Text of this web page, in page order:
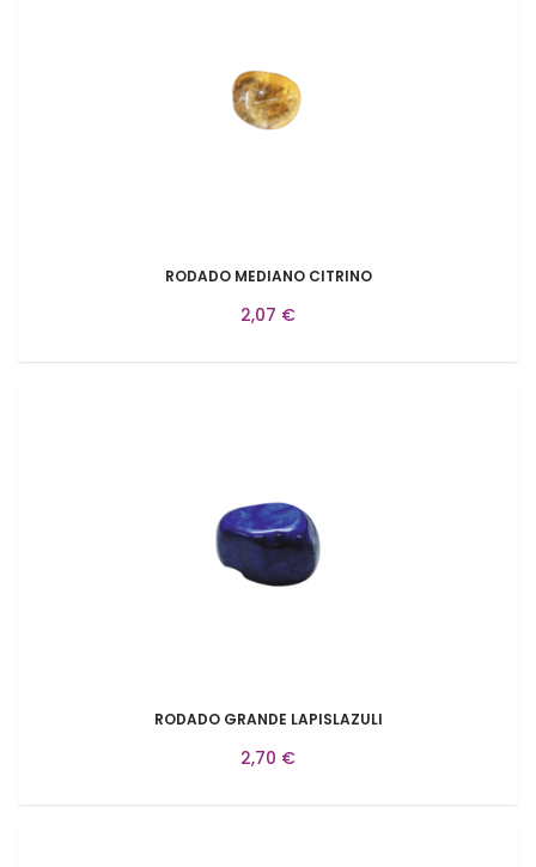
RODADO MEDIANO CITRINO
2,07 €
RODADO GRANDE LAPISLAZULI
2,70 €